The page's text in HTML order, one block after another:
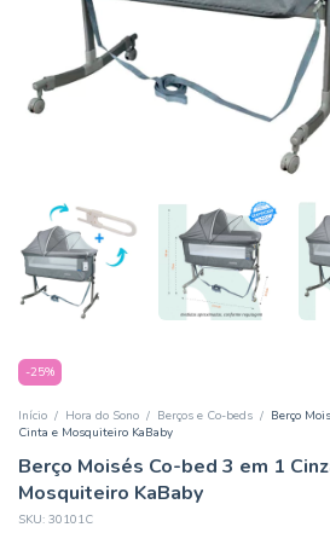
-25%
Início / Hora do Sono / Berços e Co-beds / Berço
Cinta e Mosquiteiro KaBaby
Berço Moisés Co-bed 3 em 1
Mosquiteiro KaBaby
SKU: 30101C